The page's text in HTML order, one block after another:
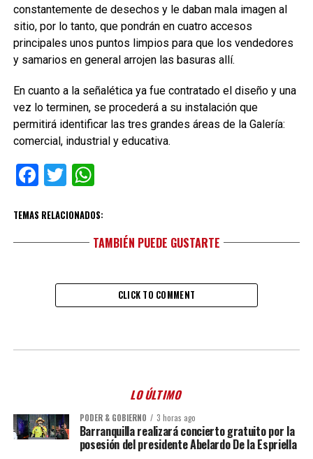
constantemente de desechos y le daban mala imagen al
sitio, por lo tanto, que pondrán en cuatro accesos
principales unos puntos limpios para que los vendedores
y samarios en general arrojen las basuras allí.
En cuanto a la señalética ya fue contratado el diseño y una
vez lo terminen, se procederá a su instalación que
permitirá identificar las tres grandes áreas de la Galería:
comercial, industrial y educativa.
Facebook
TwitterWhatsApp
TEMAS RELACIONADOS:
TAMBIÉN PUEDE GUSTARTE
CLICK TO COMMENT
LO ÚLTIMO
PODER & GOBIERNO 3 horas ago
Barranquilla realizará concierto gratuito por la
posesión del presidente Abelardo De la Espriella